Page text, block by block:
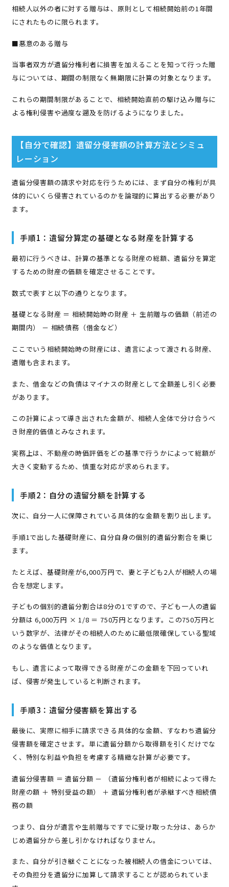
相続人以外の者に対する贈与は、原則として相続開始前の1年間
にされたものに限られます。
■悪意のある贈与
当事者双方が遺留分権利者に損害を加えることを知って行った贈
与については、期間の制限なく無期限に計算の対象となります。
これらの期間制限があることで、相続開始直前の駆け込み贈与に
よる権利侵害や過度な遡及を防げるようになりました。
【自分で確認】遺留分侵害額の計算方法とシミュ
レーション
遺留分侵害額の請求や対応を行うためには、まず自分の権利が具
体的にいくら侵害されているのかを論理的に算出する必要があり
ます。
手順1：遺留分算定の基礎となる財産を計算する
最初に行うべきは、計算の基準となる財産の総額、遺留分を算定
するための財産の価額を確定させることです。
数式で表すと以下の通りとなります。
基礎となる財産 ＝ 相続開始時の財産 ＋ 生前贈与の価額（前述の
期間内） － 相続債務（借金など）
ここでいう相続開始時の財産には、遺言によって渡される財産、
遺贈も含まれます。
また、借金などの負債はマイナスの財産として全額差し引く必要
があります。
この計算によって導き出された金額が、相続人全体で分け合うべ
き財産的価値とみなされます。
実務上は、不動産の時価評価をどの基準で行うかによって総額が
大きく変動するため、慎重な対応が求められます。
手順2：自分の遺留分額を計算する
次に、自分一人に保障されている具体的な金額を割り出します。
手順1で出した基礎財産に、自分自身の個別的遺留分割合を乗じ
ます。
たとえば、基礎財産が6,000万円で、妻と子ども2人が相続人の場
合を想定します。
子どもの個別的遺留分割合は8分の1ですので、子ども一人の遺留
分額は 6,000万円 × 1/8 ＝ 750万円となります。この750万円と
いう数字が、法律がその相続人のために最低限確保している聖域
のような価値となります。
もし、遺言によって取得できる財産がこの金額を下回っていれ
ば、侵害が発生していると判断されます。
手順3：遺留分侵害額を算出する
最後に、実際に相手に請求できる具体的な金額、すなわち遺留分
侵害額を確定させます。単に遺留分額から取得額を引くだけでな
く、特別な利益や負担を考慮する精緻な計算が必要です。
遺留分侵害額 ＝ 遺留分額 － （遺留分権利者が相続によって得た
財産の額 ＋ 特別受益の額） ＋ 遺留分権利者が承継すべき相続債
務の額
つまり、自分が遺言や生前贈与ですでに受け取った分は、あらか
じめ遺留分から差し引かなければなりません。
また、自分が引き継ぐことになった被相続人の借金については、
その負担分を遺留分に加算して請求することが認められていま